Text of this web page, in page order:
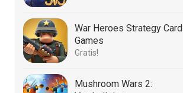
War Heroes Strategy Card
Games
Gratis!
Mushroom Wars 2: